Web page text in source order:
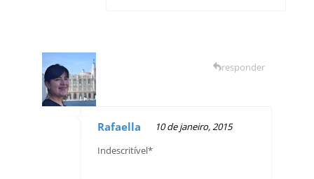
Rafaella
10 de janeiro, 2015
Indescritível*
responder